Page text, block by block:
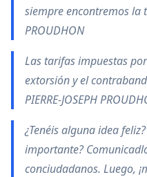
siempre encontremos la
PROUDHON
Las tarifas impuestas
extorsión y el
PIERRE-JOSEPH
¿Tenéis alguna idea
importante?
conciudadanos. Luego,